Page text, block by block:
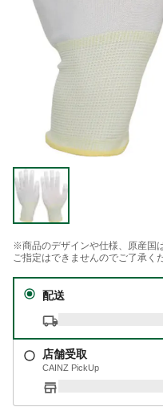
※商品のデザインや仕様、原産国
ご指定はできませんのでご了承く
配送
店舗受取
CAINZ PickUp